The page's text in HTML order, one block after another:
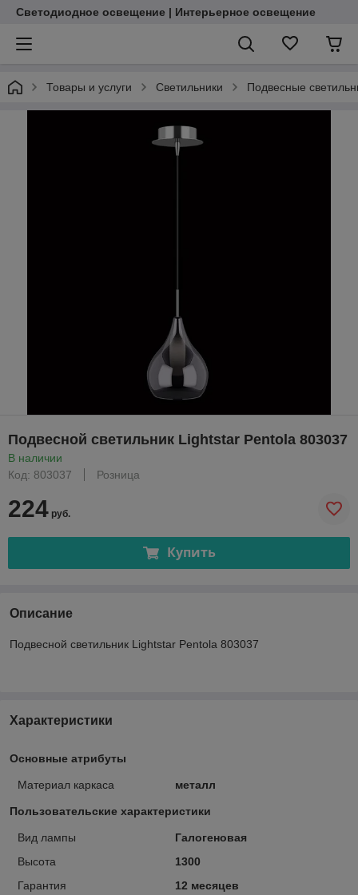
Светодиодное освещение | Интерьерное освещение
Товары и услуги Светильники Подвесные
Подвесной светильник Lightstar Pentola 803037
В наличии
Код: 803037
Розница
224 руб.
Купить
Описание
Подвесной светильник Lightstar Pentola 803037
Характеристики
Основные атрибуты
Материал каркаса металл
Пользовательские характеристики
Вид лампы
Галогеновая
Высота
1300
Гарантия
12 месяцев